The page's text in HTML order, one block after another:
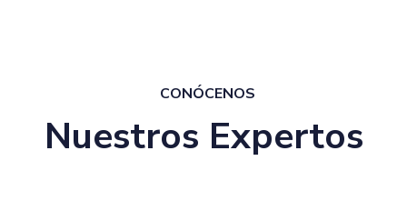
CONÓCENOS
Nuestros Expertos